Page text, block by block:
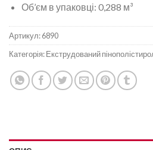
Об’єм в упаковці: 0,288 м³
Артикул:6890
Категорія:Екструдований